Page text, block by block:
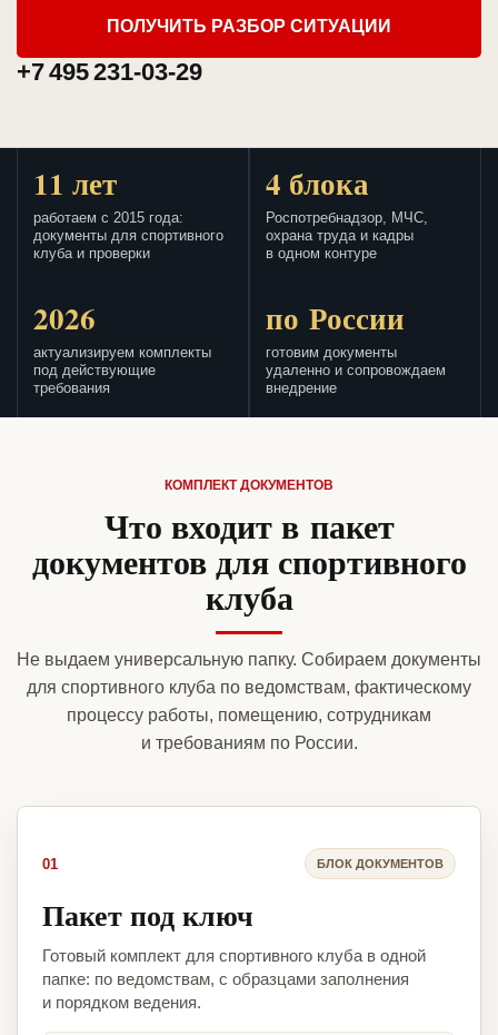
ПОЛУЧИТЬ РАЗБОР СИТУАЦИИ
+7 495 231-03-29
11 лет
работаем с 2015 года:
документы для спортивного
клуба и проверки
4 блока
Роспотребнадзор, МЧС,
охрана труда и кадры
в одном контуре
2026
актуализируем комплекты
под действующие
требования
по России
готовим документы
удаленно и сопровождаем
внедрение
КОМПЛЕКТ ДОКУМЕНТОВ
Что входит в пакет
документов для спортивного
клуба
Не выдаем универсальную папку. Собираем документы
для спортивного клуба по ведомствам, фактическому
процессу работы, помещению, сотрудникам
и требованиям по России.
01 БЛОК ДОКУМЕНТОВ
Пакет под ключ
Готовый комплект для спортивного клуба в одной
папке: по ведомствам, с образцами заполнения
и порядком ведения.